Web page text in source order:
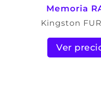
Memoria
Kingston
Ver